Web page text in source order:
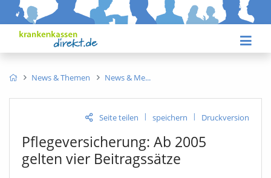
News & Themen News & Me
Seite teilen | speichern | Druckversion
Pflegeversicherung: Ab 2005
gelten vier Beitragssätze